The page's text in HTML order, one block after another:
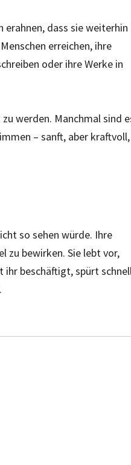
erahnen, dass sie weiterhin
erreichen, ihre
oder ihre Werke in
werden. Manchmal sind
– sanft, aber kraftvoll,
so sehen würde. Ihre
zu bewirken. Sie lebt vor,
ihr beschäftigt, spürt